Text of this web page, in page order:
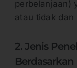
perbelanjaan)
atau tidak dan
2. Jenis